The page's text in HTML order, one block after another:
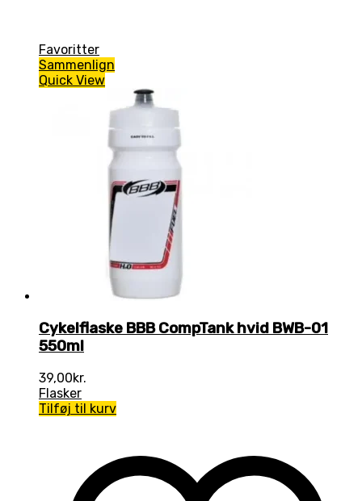
Favoritter
Sammenlign
Quick View
Cykelflaske BBB CompTank hvid BWB-01
550ml
39,00kr.
Flasker
Tilføj til kurv